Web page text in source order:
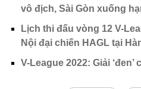
vô địch, Sài Gòn xuống
Lịch thi đấu vòng 12 V-
Nội đại chiến HAGL tại
V-League 2022: Giải ‘đen’